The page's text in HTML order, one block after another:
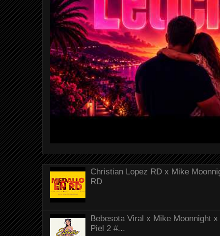
Christian Lopez RD x Mike
RD
Bebesota Viral x Mike Moonnight
Piel 2 #...